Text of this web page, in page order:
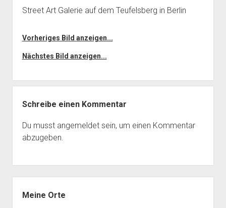
Street Art Galerie auf dem Teufelsberg in Berlin
Vorheriges Bild anzeigen...
Nächstes Bild anzeigen...
Schreibe einen Kommentar
Du musst angemeldetsein, um einen Kommentar
abzugeben.
Meine Orte